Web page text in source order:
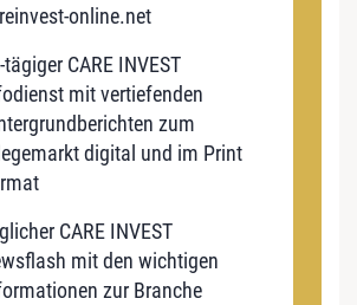
online.net
tägiger CARE INVEST
mit vertiefenden
zum
digital und im Print
CARE INVEST
mit den wichtigen
zur Branche